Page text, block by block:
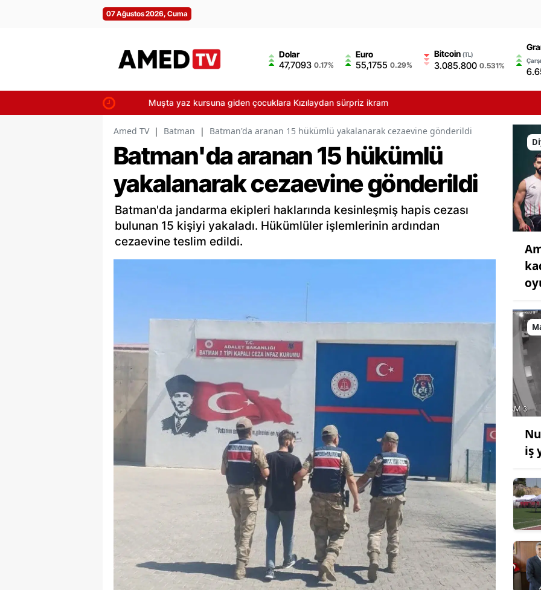
07 Ağustos 2026, Cuma
Dolar
47,7093 0.17%
Euro
55,1755 0.29%
Bitcoin (TL)
3.085.800 0.531%
Muşta yaz kursuna giden çocuklara Kızılaydan sürpriz ikram
Amed TV | Batman | Batman'da aranan 15 hükümlü yakalanarak cezaevine gönderildi
Batman'da aranan 15 hükümlü
yakalanarak cezaevine gönderildi
Batman'da jandarma ekipleri haklarında kesinleşmiş hapis cezası
bulunan 15 kişiyi yakaladı. Hükümlüler işlemlerinin ardından
cezaevine teslim edildi.
iş